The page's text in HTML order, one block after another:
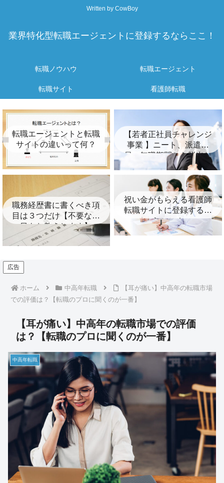
Written by CowBoy
業界特化型転職エージェントに登録するならここ！
転職ノウハウ 転職エージェント
転職サイト 看護師転職
転職エージェントと転職
サイトの違いって何？
【若者正社員チャレンジ
事業 】ニート、派遣社
員、無職期間から脱出し
たいあなたへ！
職務経歴書に書くべき項
目は３つだけ【不要な項
目もお教えします】
祝い金がもらえる看護師
転職サイトに登録するな
らここ！
広告
ホーム 中高年転職
【耳が痛い】中高年の転職市場
での評価は？【転職のプロに聞くのが一番】
【耳が痛い】中高年の転職市場での評価
は？【転職のプロに聞くのが一番】
中高年転職